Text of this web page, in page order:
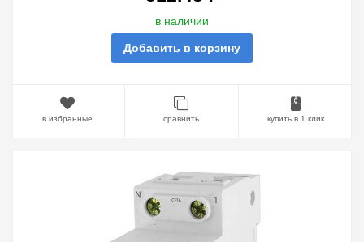
в наличии
Добавить в корзину
в избранные сравнить купить в 1 клик